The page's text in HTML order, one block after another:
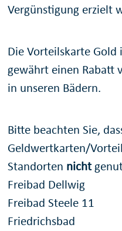
Vergünstigung erzielt
Die Vorteilskarte
gewährt einen Rabatt
in unseren Bädern.
Bitte beachten Sie,
Geldwertkarten/
Standorten nicht
Freibad Dellwig
Freibad Steele 11
Friedrichsbad